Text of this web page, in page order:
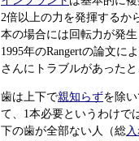
2倍以上の力を発揮するか
本の場合には回転力が発生
1995年のRangertの論文に
さんにトラブルがあったと
歯は上下で親知らずを除
て、1本必要というわけで
下の歯が全部ない人（総